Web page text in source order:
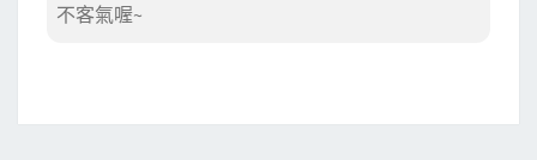
不客氣喔~